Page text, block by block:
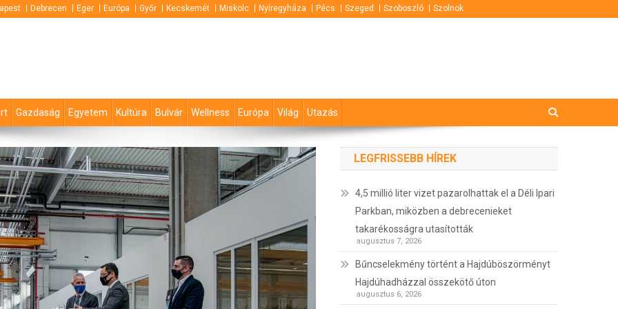
Debrecen Eger Európa Győr Kecskemét Miskolc Nyíregyháza Pécs Szeged Szoboszló Szolnok
Gazdaság Egyetem Kultúra Bulvár Wellness Európa Világ Utazás
LEGFRISSEBB HÍREK
4,5 millió liter vizet pazarolhattak el a Déli Ipari
Parkban, miközben a debrecenieket
takarékosságra utasították
augusztus 7, 2026
Bűncselekmény történt a Hajdúböszörményt
Hajdúhadházzal összekötő úton
augusztus 6, 2026